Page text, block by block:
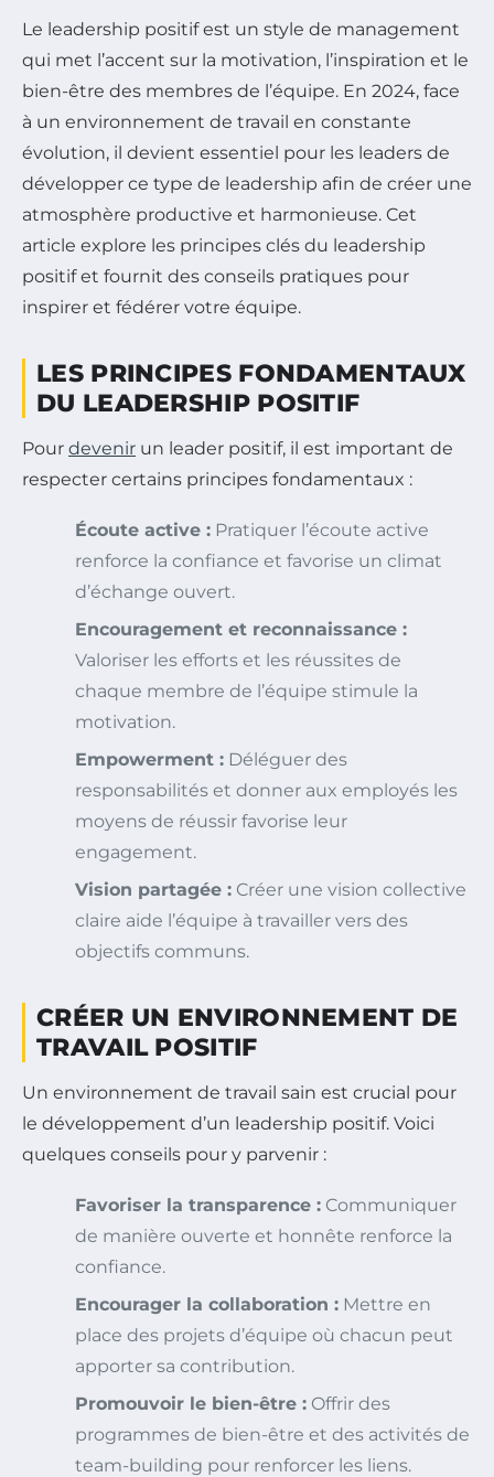
Le leadership positif est un style de management
qui met l’accent sur la motivation, l’inspiration et le
bien-être des membres de l’équipe. En 2024, face
à un environnement de travail en constante
évolution, il devient essentiel pour les leaders de
développer ce type de leadership afin de créer une
atmosphère productive et harmonieuse. Cet
article explore les principes clés du leadership
positif et fournit des conseils pratiques pour
inspirer et fédérer votre équipe.
LES PRINCIPES FONDAMENTAUX
DU LEADERSHIP POSITIF
Pour devenir un leader positif, il est important de
respecter certains principes fondamentaux :
Écoute active : Pratiquer l’écoute active
renforce la confiance et favorise un climat
d’échange ouvert.
Encouragement et reconnaissance :
Valoriser les efforts et les réussites de
chaque membre de l’équipe stimule la
motivation.
Empowerment : Déléguer des
responsabilités et donner aux employés les
moyens de réussir favorise leur
engagement.
Vision partagée : Créer une vision collective
claire aide l’équipe à travailler vers des
objectifs communs.
CRÉER UN ENVIRONNEMENT DE
TRAVAIL POSITIF
Un environnement de travail sain est crucial pour
le développement d’un leadership positif. Voici
quelques conseils pour y parvenir :
Favoriser la transparence : Communiquer
de manière ouverte et honnête renforce la
confiance.
Encourager la collaboration : Mettre en
place des projets d’équipe où chacun peut
apporter sa contribution.
Promouvoir le bien-être : Offrir des
programmes de bien-être et des activités de
team-building pour renforcer les liens.